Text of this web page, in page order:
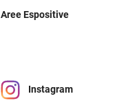
Aree Espositive
Instagram